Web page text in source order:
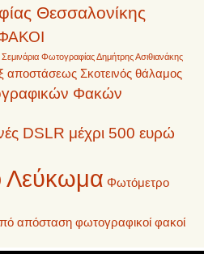
Θεσσαλονίκης
Σεμινάρια Φωτογραφίας Δημήτρης Ασιθιανάκης
αποστάσεως Σκοτεινός θάλαμος
Φακών
DSLR μέχρι 500 ευρώ
Λεύκωμα Φωτόμετρο
απόσταση φωτογραφικοί φακοί